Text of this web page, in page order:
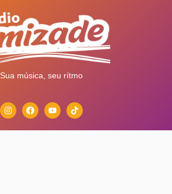
Sua música, seu rítmo